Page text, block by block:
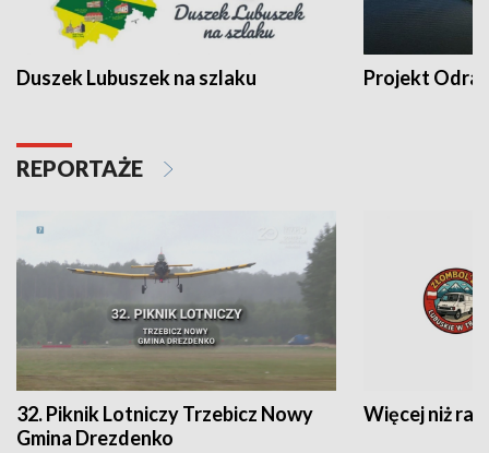
Duszek Lubuszek na szlaku Projekt Odra
REPORTAŻE
32. Piknik Lotniczy Trzebicz Nowy
Gmina Drezdenko
Więcej niż rajd